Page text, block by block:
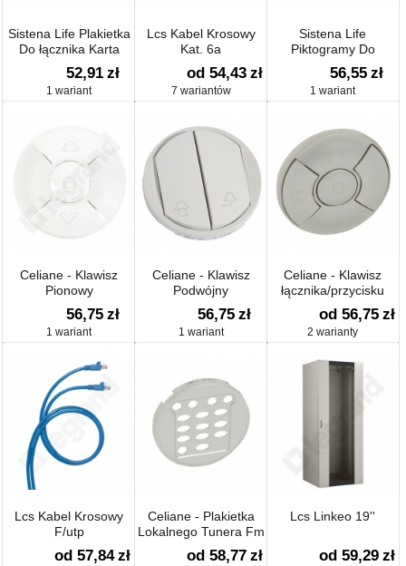
Sistena Life Plakietka
Do łącznika Karta
Hotelowa
52,91 zł
1 wariant
Lcs Kabel Krosowy
Kat. 6a
od 54,43 zł
7 wariantów
Sistena Life
Piktogramy Do
Klawiszy
Podświetlanych Z
Kwadratowym
56,55 zł
1 wariant
Celiane - Klawisz
Pionowy
łącznika/przyciksu
Hotelowego
Sterowania Rolet
56,75 zł
1 wariant
Celiane - Klawisz
Podwójny
Lampka/kinkiet
56,75 zł
1 wariant
Celiane - Klawisz
łącznika/przycisku
Sterowania Rolet
od 56,75 zł
2 warianty
Lcs Kabel Krosowy
F/utp
od 57,84 zł
Celiane - Plakietka
Lokalnego Tunera Fm
Z Interkomem
od 58,77 zł
Lcs Linkeo 19''
od 59,29 zł